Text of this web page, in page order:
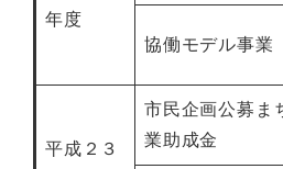
年度
協働モデル事業
平成２３
市民企画公募ま
業助成金